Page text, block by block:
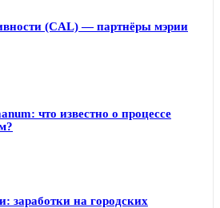
(CAL) — партнёры мэрии
что известно о процессе
заработки на городских